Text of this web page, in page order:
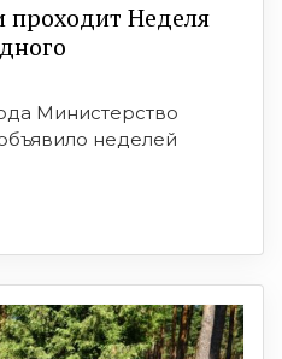
проходит Неделя
Министерство
неделей